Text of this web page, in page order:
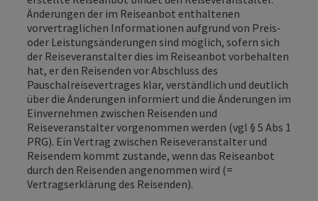
Änderungen der im Reiseanbot enthaltenen
vorvertraglichen Informationen aufgrund von Preis-
oder Leistungsänderungen sind möglich, sofern sich
der Reiseveranstalter dies im Reiseanbot vorbehalten
hat, er den Reisenden vor Abschluss des
Pauschalreisevertrages klar, verständlich und deutlich
über die Änderungen informiert und die Änderungen im
Einvernehmen zwischen Reisenden und
Reiseveranstalter vorgenommen werden (vgl § 5 Abs 1
PRG). Ein Vertrag zwischen Reiseveranstalter und
Reisendem kommt zustande, wenn das Reiseanbot
durch den Reisenden angenommen wird (=
Vertragserklärung des Reisenden).